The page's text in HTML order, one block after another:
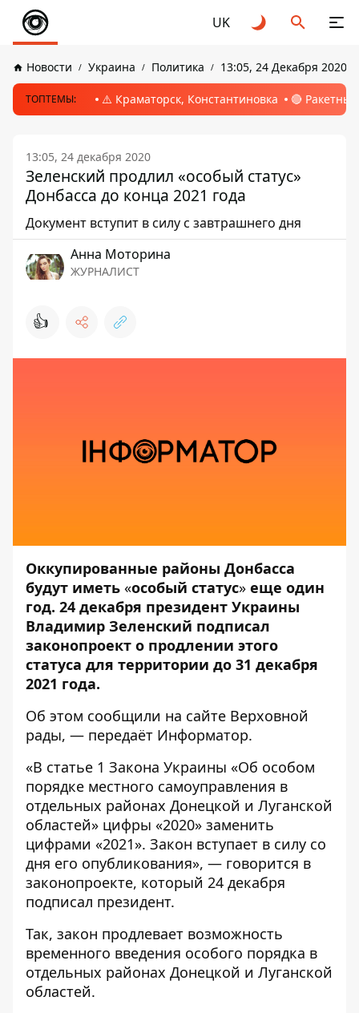
UK
Новости Украина Политика 13:05, 24 Декабря 2020
ТОПТЕМЫ: ⚠️ Краматорск, Константиновка 🔴
13:05, 24 декабря 2020
Зеленский продлил «особый статус»
Донбасса до конца 2021 года
Документ вступит в силу с завтрашнего дня
Анна Моторина
ЖУРНАЛИСТ
👍
Оккупированные районы Донбасса
будут иметь «особый статус» еще один
год. 24 декабря президент Украины
Владимир Зеленский подписал
законопроект о продлении этого
статуса для территории до 31 декабря
2021 года.
Об этом сообщили на сайте Верховной
рады, — передаёт Информатор.
«В статье 1 Закона Украины «Об особом
порядке местного самоуправления в
отдельных районах Донецкой и Луганской
областей» цифры «2020» заменить
цифрами «2021». Закон вступает в силу со
дня его опубликования», — говорится в
законопроекте, который 24 декабря
подписал президент.
Так, закон продлевает возможность
временного введения особого порядка в
отдельных районах Донецкой и Луганской
областей.